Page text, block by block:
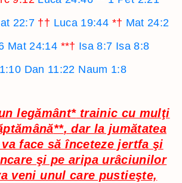
22:7 †† Luca 19:44 *† Mat 24:2
Mat 24:14 **† Isa 8:7 Isa 8:8
Dan 11:22 Naum 1:8
legământ*trainic cu mulţi
**,dar la jumătatea
face să înceteze jertfa şi
şi pe aripa urâciunilor
veni unul care pustieşte,